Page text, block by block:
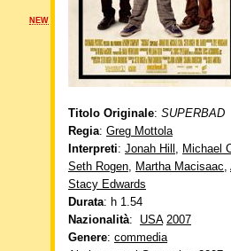
Titolo Originale: SUPERBAD
Regia: Greg Mottola
Interpreti: Jonah Hill , Michael
Seth Rogen, Martha Macisaac,
Stacy Edwards
Durata: h 1.54
Nazionalità: USA 2007
Genere: commedia
NEW